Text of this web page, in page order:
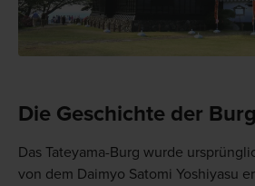
Die Geschichte der Burg
Das Tateyama-Burg wurde
von dem Daimyo Satomi Yoshiyasu